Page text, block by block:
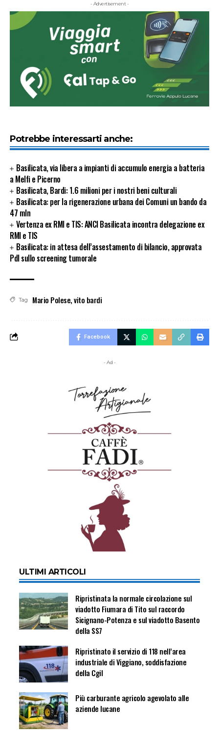
- Advertisement -
Potrebbe interessarti anche:
Basilicata, via libera a impianti di accumulo energia a batteria
a Melfi e Picerno
Basilicata, Bardi: 1.6 milioni per i nostri beni culturali
Basilicata: per la rigenerazione urbana dei Comuni un bando da
47 mln
Vertenza ex RMI e TIS: ANCI Basilicata incontra delegazione ex
RMI e TIS
Basilicata: in attesa dell’assestamento di bilancio, approvata
Pdl sullo screening tumorale
Tag Mario Polese,vito bardi
Facebook
- Ad -
ULTIMI ARTICOLI
Ripristinata la normale circolazione sul
viadotto Fiumara di Tito sul raccordo
Sicignano-Potenza e sul viadotto Basento
della SS7
Ripristinato il servizio di 118 nell’area
industriale di Viggiano, soddisfazione
della Cgil
Più carburante agricolo agevolato alle
aziende lucane